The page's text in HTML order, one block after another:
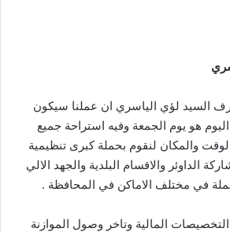
السيد لؤي الياسري ان عملنا سيكون
هو يوم الجمعة وفيه استراحة جميع
والمكان لنقوم بحملة كبرى تنظيمية
الداوئر والاقسام البلدية والجهد الالي
في مختلف الاماكن في المحافظة .
المالية وتاخر وصول الموازنة